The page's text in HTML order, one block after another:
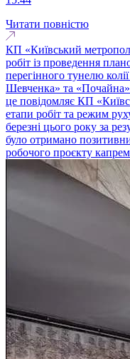
Читати повністю
КП «Київський
робіт із проведення
перегінного тунелю
Шевченка» та «Почайна»
це повідомляє КП
етапи робіт та режим
березні цього року за
було отримано
робочого проєкту